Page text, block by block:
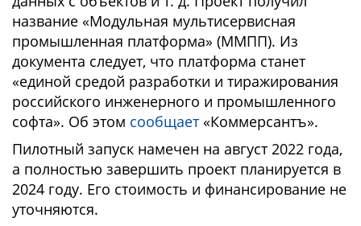
название «Модульная мультисервисная
промышленная платформа» (ММПП). Из
документа следует, что платформа станет
«единой средой разработки и тиражирования
российского инженерного и промышленного
софта». Об этом сообщает «Коммерсантъ».
Пилотный запуск намечен на август 2022 года,
а полностью завершить проект планируется в
2024 году. Его стоимость и финансирование не
уточняются.